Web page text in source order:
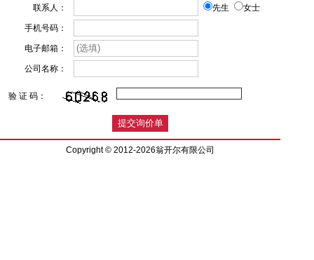
联系人：
先生 女士
手机号码：
电子邮箱：
公司名称：
验 证 码：
Copyright © 2012-2026翁开尔有限公司